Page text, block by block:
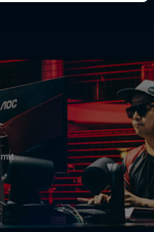
mit …